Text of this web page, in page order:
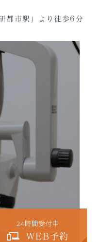
都市駅」 より徒歩6分
24時間受付中
WEB予約